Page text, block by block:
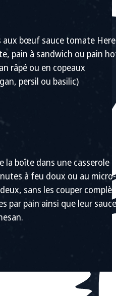
aux bœuf sauce tomate
pain à sandwich ou pain
râpé ou en copeaux
persil ou basilic)
la boîte dans une casserole
à feu doux ou au
sans les couper
par pain ainsi que leur